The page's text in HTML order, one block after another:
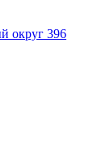
округ 396